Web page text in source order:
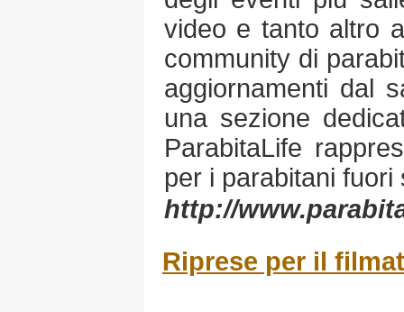
video e tanto altro
community di
aggiornamenti dal
una sezione
ParabitaLife
per i parabitani fuori
http://
Riprese per il